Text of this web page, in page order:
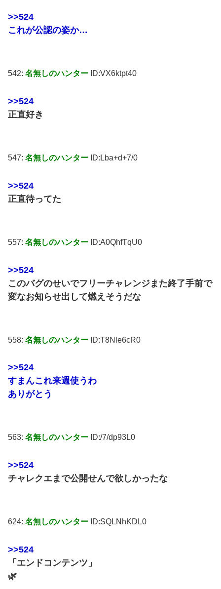
>>524
これが公認の姿か…
542: 名無しのハンター ID:VX6ktpt40
>>524
正直好き
547: 名無しのハンター ID:Lba+d+7/0
>>524
正直待ってた
557: 名無しのハンター ID:A0QhfTqU0
>>524
このバグのせいでフリーチャレンジまた終了手前で
変なお知らせ出して燃えそうだな
558: 名無しのハンター ID:T8Nle6cR0
>>524
すまんこれ来週使うわ
ありがとう
563: 名無しのハンター ID:/7/dp93L0
>>524
チャレクエまで公開せんで欲しかったな
624: 名無しのハンター ID:SQLNhKDL0
>>524
「エンドコンテンツ」
🌿